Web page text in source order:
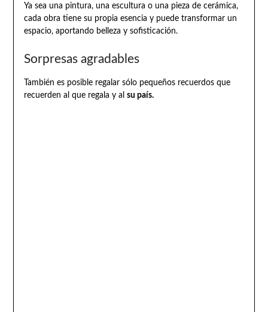
Ya sea una pintura, una escultura o una pieza de cerámica,
cada obra tiene su propia esencia y puede transformar un
espacio, aportando belleza y sofisticación.
Sorpresas agradables
También es posible regalar sólo pequeños recuerdos que
recuerden al que regala y al su país.